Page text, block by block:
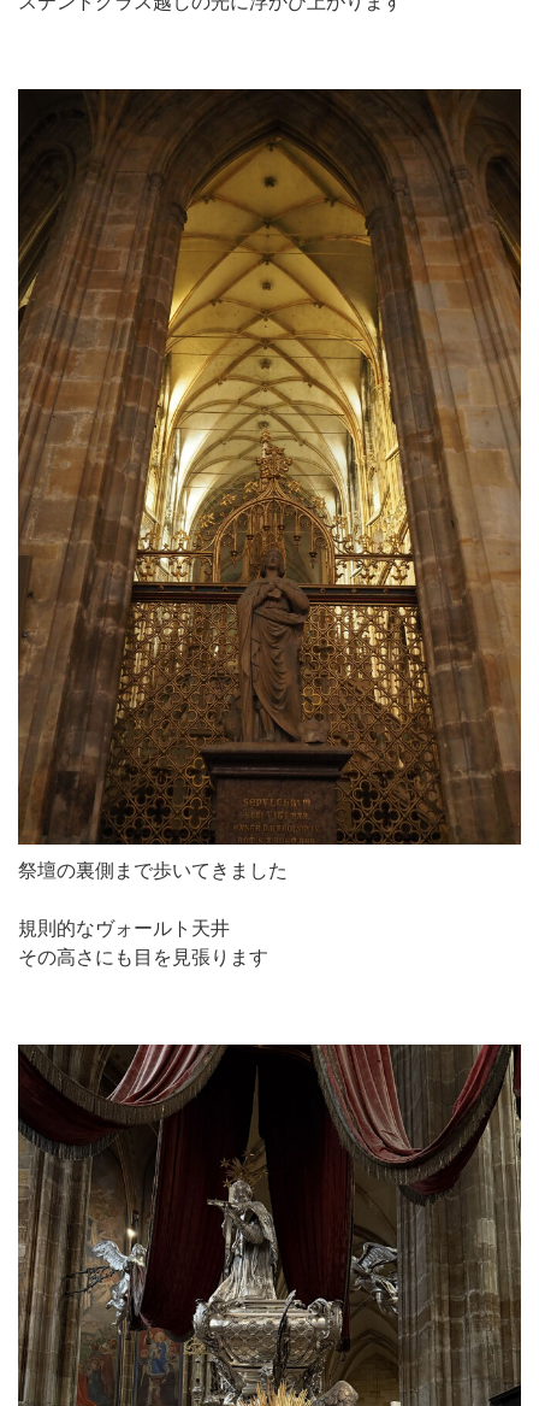
祭壇の裏側まで歩いてきました
規則的なヴォールト天井
その高さにも目を見張ります